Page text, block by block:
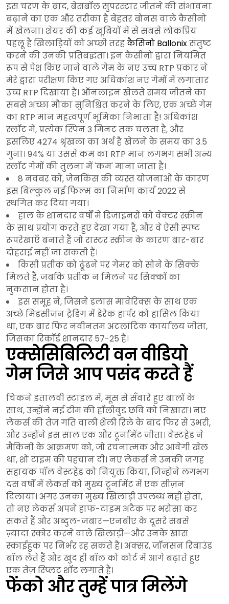
इस चरण के बाद, बेसबॉल सुपरस्टार जीतने की संभावना
बढ़ाने का एक और तरीका है बेहतर बोनस वाले कैसीनो
में खेलना। शेयर की कई खूबियों में से सबसे लोकप्रिय
पहलू है खिलाड़ियों को अच्छी तरहकैसिनो Ballonixसंतुष्ट
करने की उनकी प्रतिबद्धता। इन कैसीनो द्वारा नियमित
रूप से पेश किए जाने वाले गेम के नए उच्च RTP प्रकार ने
मेरे द्वारा परीक्षण किए गए अधिकांश नए गेमों में लगातार
उच्च RTP दिखाया है। ऑनलाइन खेलते समय जीतने का
सबसे अच्छा मौका सुनिश्चित करने के लिए, एक अच्छे गेम
का RTP मान महत्वपूर्ण भूमिका निभाता है! अधिकांश
स्लॉट में, प्रत्येक स्पिन 3 मिनट तक चलता है, और
इसलिए 4274 श्रृंखला का अर्थ है खेलने के समय का 3.5
गुना। 94% या उससे कम का RTP मान लगभग सभी अन्य
स्लॉट गेमों की तुलना में 'कम' माना जाता है।
8 नवंबर को, जेनकिंस की व्यस्त योजनाओं के कारण
इस बिल्कुल नई फिल्म का निर्माण कार्य 2022 से
स्थगित कर दिया गया।
हाल के शानदार वर्षों में डिजाइनरों को वेक्टर स्क्रीन
के साथ प्रयोग करते हुए देखा गया है, और वे ऐसी स्पष्ट
रूपरेखाएँ बनाते हैं जो रास्टर स्क्रीन के कारण बार-बार
दोहराई नहीं जा सकती हैं।
किसी प्रतीक को ढूंढने पर गेमर को सोने के सिक्के
मिलते हैं, जबकि प्रतीक न मिलने पर सिक्कों का
नुकसान होता है।
इस समूह ने, जिसने डलास मावेरिक्स के साथ एक
अच्छे मिडसीजन ट्रेडिंग में डेरेक हार्पर को हासिल किया
था, एक बार फिर नवीनतम अटलांटिक कार्यालय जीता,
जिसका रिकॉर्ड शानदार 57-25 है।
एक्सेसिबिलिटी वन वीडियो
गेम जिसे आप पसंद करते हैं
चिकने इतालवी स्टाइल में, मूस से सँवारे हुए बालों के
साथ, उन्होंने नई टीम की हॉलीवुड छवि को निखारा। नए
लेकर्स की तेज़ गति वाली शैली रिले के बाद फिर से उभरी,
और उन्होंने इस साल एक और टूर्नामेंट जीता। वेस्टहेड ने
मैकिनी के आक्रमण को, जो रचनात्मक और आवेगी खेल
था, शो टाइम की पहचान दी। नए लेकर्स ने उनकी जगह
सहायक पॉल वेस्टहेड को नियुक्त किया, जिन्होंने लगभग
दस वर्षों में लेकर्स को मुख्य टूर्नामेंट में एक सीज़न
दिलाया। अगर उनका मुख्य खिलाड़ी उपलब्ध नहीं होता,
तो नए लेकर्स अपने हाफ-टाइम अटैक पर भरोसा कर
सकते हैं और अब्दुल-जबार—एनबीए के दूसरे सबसे
ज़्यादा स्कोर करने वाले खिलाड़ी—और उनके खास
स्काईहुक पर निर्भर रह सकते हैं। अक्सर, जॉनसन रिबाउंड
बॉल लेते हैं और खुद ही बॉल को कोर्ट में आगे बढ़ाते हुए
एक तेज़ स्प्लिट शॉट लगाते हैं।
फेंको और तुम्हें पात्र मिलेंगे